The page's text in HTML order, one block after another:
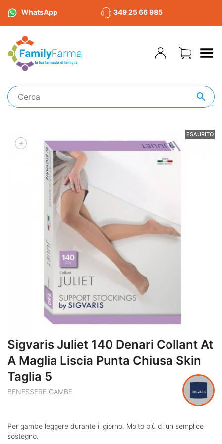
WhatsApp 349 25 66 985
Toggle Menu
ESAURITO
+
Sigvaris Juliet 140 Denari Collant At
A Maglia Liscia Punta Chiusa Skin
Taglia 5
BENESSERE GAMBE
Per gambe leggere durante il giorno. Molto più di un semplice
sostegno.